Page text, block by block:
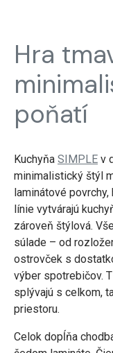
Hra
poňatí
Kuchyňa SIMPLE v
minimalistický štýl
laminátové
línie vytvárajú
zároveň štýlová.
súlade – od
ostrovček s
výber spotrebičov.
splývajú s celkom,
priestoru.
Celok dopĺňa